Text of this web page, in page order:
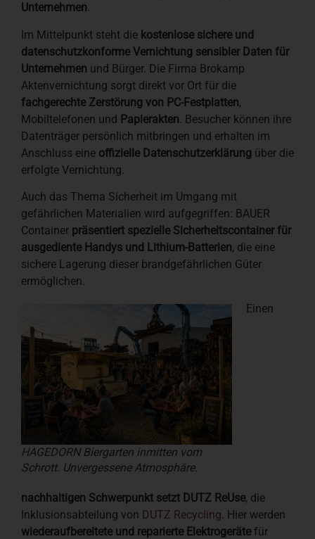
Unternehmen.
Im Mittelpunkt steht die kostenlose sichere und
datenschutzkonforme Vernichtung sensibler Daten für
Unternehmen und Bürger. Die Firma Brokamp
Aktenvernichtung sorgt direkt vor Ort für die
fachgerechte Zerstörung von PC-Festplatten,
Mobiltelefonen und Papierakten . Besucher können ihre
Datenträger persönlich mitbringen und erhalten im
Anschluss eine offizielle Datenschutzerklärung über die
erfolgte Vernichtung.
Auch das Thema Sicherheit im Umgang mit
gefährlichen Materialien wird aufgegriffen: BAUER
Container präsentiert spezielle Sicherheitscontainer für
ausgediente Handys und Lithium-Batterien, die eine
sichere Lagerung dieser brandgefährlichen Güter
ermöglichen.
HAGEDORN Biergarten inmitten vom
Schrott. Unvergessene Atmosphäre.
Einen
nachhaltigen Schwerpunkt setzt DUTZ ReUse, die
Inklusionsabteilung von DUTZ Recycling . Hier werden
wiederaufbereitete und reparierte Elektrogerätefür